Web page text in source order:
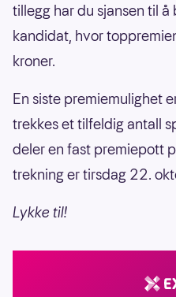
tillegg har du sjansen til
kandidat, hvor
kroner.
En siste premiemulighet
trekkes et tilfeldig antall
deler en fast premiepott
trekning er tirsdag 22.
Lykke til!